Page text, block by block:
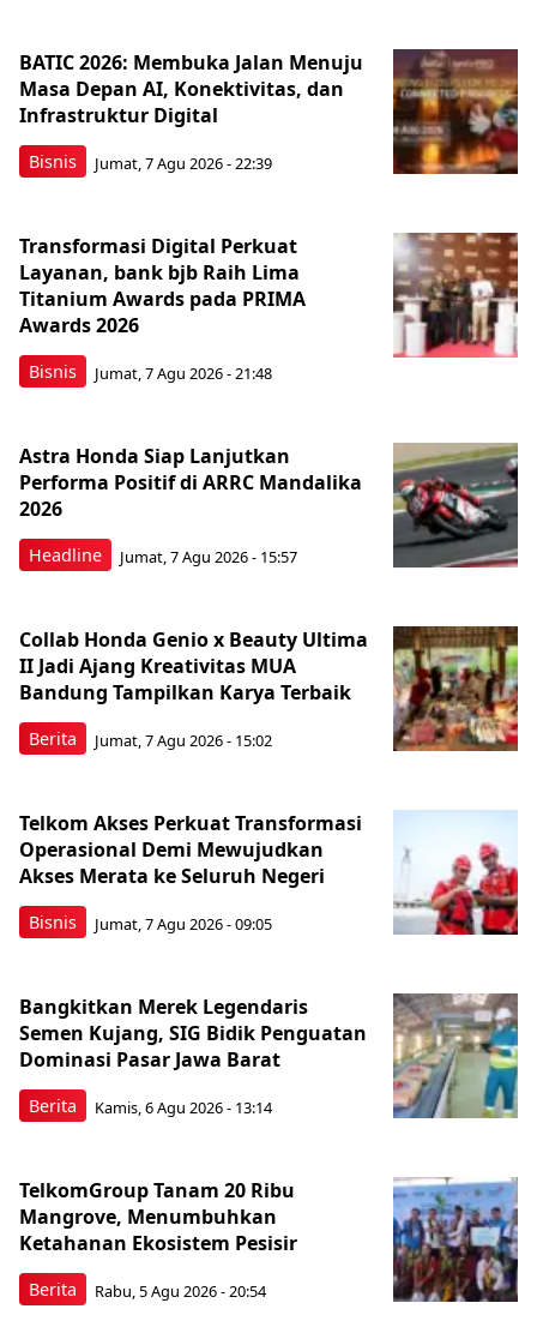
Bisnis
BATIC 2026: Membuka Jalan Menuju
Masa Depan AI, Konektivitas, dan
Infrastruktur Digital
Jumat, 7 Agu 2026 - 22:39
Bisnis
Transformasi Digital Perkuat
Layanan, bank bjb Raih Lima
Titanium Awards pada PRIMA
Awards 2026
Jumat, 7 Agu 2026 - 21:48
Headline
Astra Honda Siap Lanjutkan
Performa Positif di ARRC Mandalika
2026
Jumat, 7 Agu 2026 - 15:57
Berita
Collab Honda Genio x Beauty Ultima
II Jadi Ajang Kreativitas MUA
Bandung Tampilkan Karya Terbaik
Jumat, 7 Agu 2026 - 15:02
Bisnis
Telkom Akses Perkuat Transformasi
Operasional Demi Mewujudkan
Akses Merata ke Seluruh Negeri
Jumat, 7 Agu 2026 - 09:05
Berita
Bangkitkan Merek Legendaris
Semen Kujang, SIG Bidik Penguatan
Dominasi Pasar Jawa Barat
Kamis, 6 Agu 2026 - 13:14
Berita
TelkomGroup Tanam 20 Ribu
Mangrove, Menumbuhkan
Ketahanan Ekosistem Pesisir
Rabu, 5 Agu 2026 - 20:54